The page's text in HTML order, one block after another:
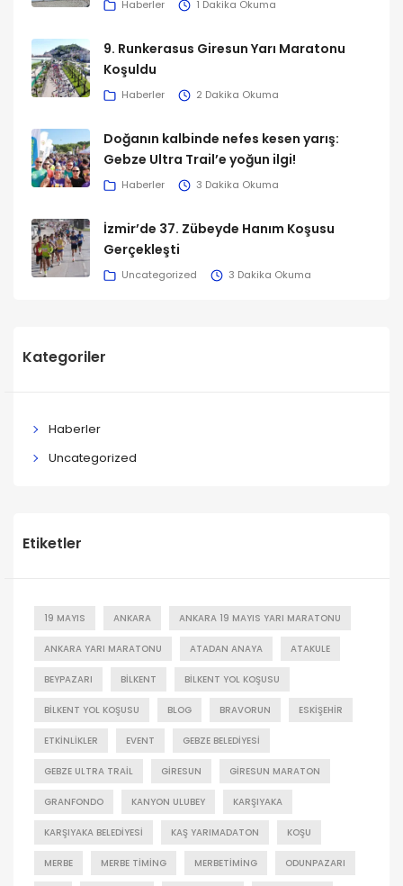
Haberler 1 Dakika Okuma
9. Runkerasus Giresun Yarı Maratonu
Koşuldu
Haberler 2 Dakika Okuma
Doğanın kalbinde nefes kesen yarış:
Gebze Ultra Trail’e yoğun ilgi!
Haberler 3 Dakika Okuma
İzmir’de 37. Zübeyde Hanım Koşusu
Gerçekleşti
Uncategorized 3 Dakika Okuma
Kategoriler
Haberler
Uncategorized
Etiketler
19 MAYIS ANKARA ANKARA 19 MAYIS YARI MARATONU
ANKARA YARI MARATONU ATADAN ANAYA ATAKULE
BEYPAZARI BILKENT BILKENT YOL KOŞUSU
BILKENT YOL KOŞUSU BLOG BRAVORUN ESKIŞEHIR
ETKINLIKLER EVENT GEBZE BELEDIYESI
GEBZE ULTRA TRAIL GIRESUN GIRESUN MARATON
GRANFONDO KANYON ULUBEY KARŞIYAKA
KARŞIYAKA BELEDIYESI KAŞ YARIMADATON KOŞU
MERBE MERBE TIMING MERBETIMING ODUNPAZARI